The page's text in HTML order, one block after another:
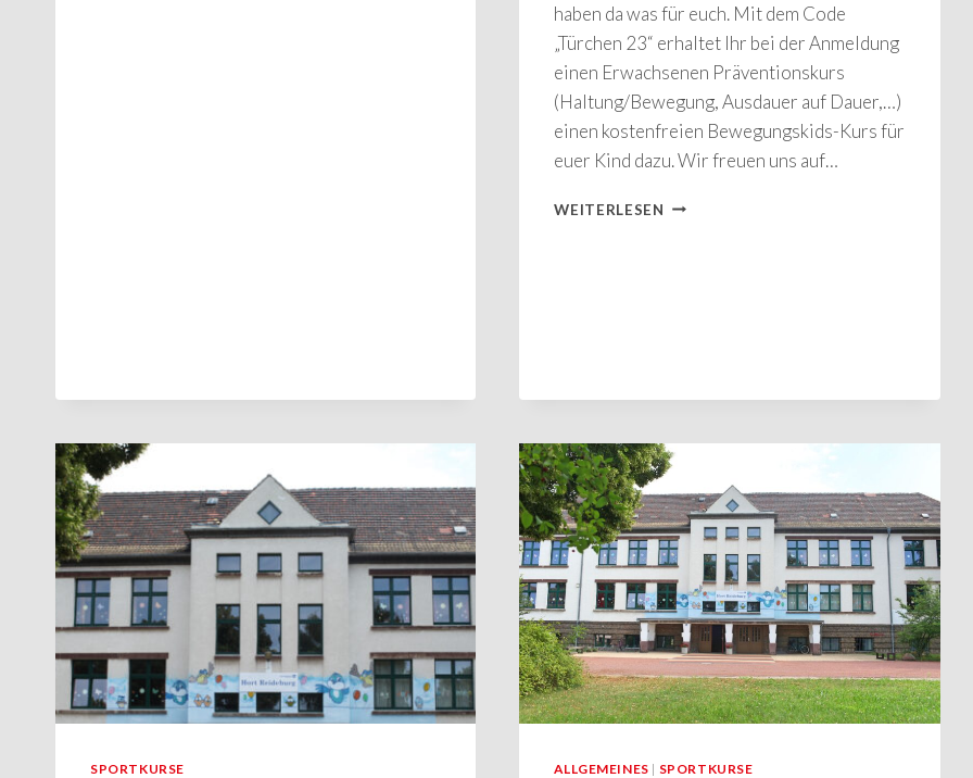
haben da was für euch. Mit dem Code
„Türchen 23“ erhaltet Ihr bei der Anmeldung
einen Erwachsenen Präventionskurs
(Haltung/Bewegung, Ausdauer auf Dauer,…)
einen kostenfreien Bewegungskids-Kurs für
euer Kind dazu. Wir freuen uns auf…
WEITERLESEN FAMILIENFREUDE
SPORTKURSE ALLGEMEINES | SPORTKURSE